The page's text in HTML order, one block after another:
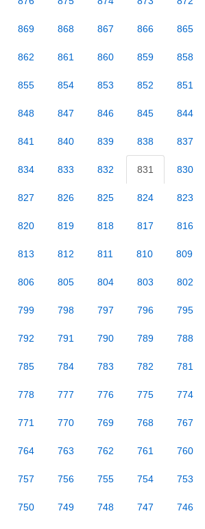
869 868 867 866 865
862 861 860 859 858
855 854 853 852 851
848 847 846 845 844
841 840 839 838 837
834 833 832 831 830
827 826 825 824 823
820 819 818 817 816
813 812 811 810 809
806 805 804 803 802
799 798 797 796 795
792 791 790 789 788
785 784 783 782 781
778 777 776 775 774
771 770 769 768 767
764 763 762 761 760
757 756 755 754 753
750 749 748 747 746